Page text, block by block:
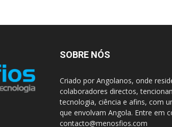
SOBRE NÓS
Criado por Angolanos, onde
colaboradores directos,
tecnologia, ciência e afins, com
que envolvam Angola. Entre em
contacto@menosfios.com